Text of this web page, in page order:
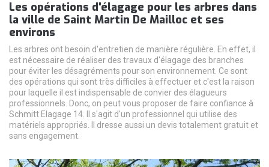
Les opérations d'élagage pour les arbres dans
la ville de Saint Martin De Mailloc et ses
environs
Les arbres ont besoin d'entretien de manière régulière. En effet, il
est nécessaire de réaliser des travaux d'élagage des branches
pour éviter les désagréments pour son environnement. Ce sont
des opérations qui sont très difficiles à effectuer et c'est la raison
pour laquelle il est indispensable de convier des élagueurs
professionnels. Donc, on peut vous proposer de faire confiance à
Schmitt Elagage 14. Il s'agit d'un professionnel qui utilise des
matériels appropriés. Il dresse aussi un devis totalement gratuit et
sans engagement.